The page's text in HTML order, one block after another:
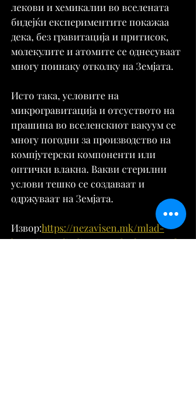
лекови и хемикалии во вселената
бидејќи експериментите покажаа
дека, без гравитација и притисок,
молекулите и атомите се однесуваат
многу поинаку отколку на Земјата.
Исто така, условите на
микрогравитација и отсуството на
прашина во вселенскиот вакуум се
многу погодни за производство на
компјутерски компоненти или
оптички влакна. Вакви стерилни
услови тешко се создаваат и
одржуваат на Земјата.
Извор:https://nezavisen.mk/mlad-
bugarin-roditelite-go-odnele-vo-sad-